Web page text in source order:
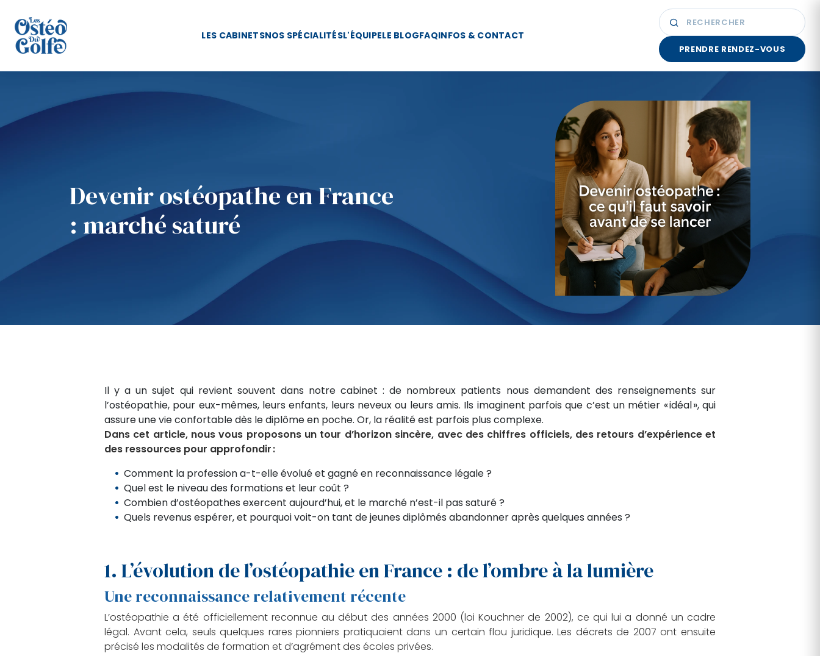
LES CABINETSNOS SPÉCIALITÉSL'ÉQUIPELE BLOGFAQINFOS & CONTACT
PRENDRE RENDEZ-VOUS
Devenir ostéopathe en France
: marché saturé
Il y a un sujet qui revient souvent dans notre cabinet : de nombreux patients nous demandent des renseignements sur
l’ostéopathie, pour eux-mêmes, leurs enfants, leurs neveux ou leurs amis. Ils imaginent parfois que c’est un métier « idéal », qui
assure une vie confortable dès le diplôme en poche. Or, la réalité est parfois plus complexe.
Dans cet article, nous vous proposons un tour d’horizon sincère, avec des chiffres officiels, des retours d’expérience et
des ressources pour approfondir :
Comment la profession a-t-elle évolué et gagné en reconnaissance légale ?
Quel est le niveau des formations et leur coût ?
Combien d’ostéopathes exercent aujourd’hui, et le marché n’est-il pas saturé ?
Quels revenus espérer, et pourquoi voit-on tant de jeunes diplômés abandonner après quelques années ?
1. L’évolution de l’ostéopathie en France : de l’ombre à la lumière
Une reconnaissance relativement récente
L’ostéopathie a été officiellement reconnue au début des années 2000 (loi Kouchner de 2002), ce qui lui a donné un cadre
légal. Avant cela, seuls quelques rares pionniers pratiquaient dans un certain flou juridique. Les décrets de 2007 ont ensuite
précisé les modalités de formation et d’agrément des écoles privées.